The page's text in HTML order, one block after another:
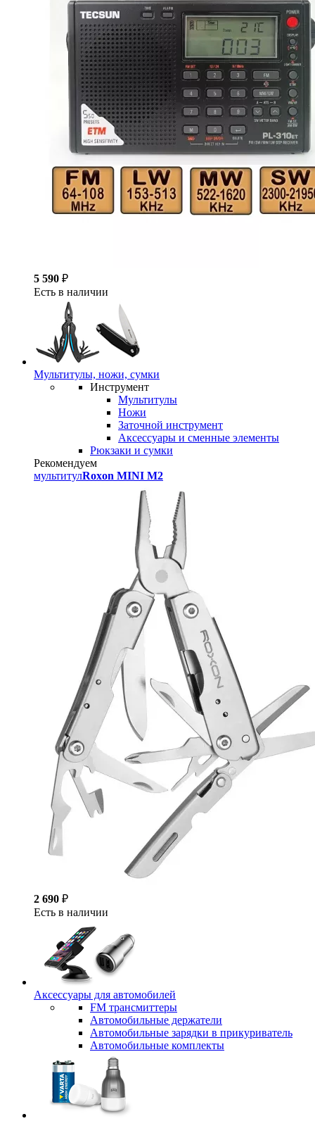
5 590 ₽
Есть в наличии
Мультитулы, ножи, сумки
Инструмент
Мультитулы
Ножи
Заточной инструмент
Аксессуары и сменные элементы
Рюкзаки и сумки
Рекомендуем
мультитулRoxon MINI M2
2 690 ₽
Есть в наличии
Аксессуары для автомобилей
FM трансмиттеры
Автомобильные держатели
Автомобильные зарядки в прикуриватель
Автомобильные комплекты